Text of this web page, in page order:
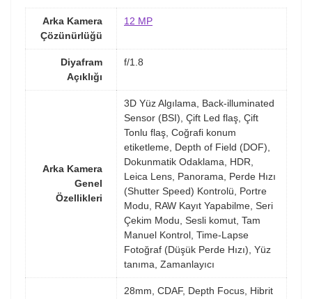
Arka Kamera
Çözünürlüğü
12 MP
Diyafram
Açıklığı
f/1.8
Arka Kamera
Genel
Özellikleri
3D Yüz Algılama, Back-illuminated
Sensor (BSI), Çift Led flaş, Çift
Tonlu flaş, Coğrafi konum
etiketleme, Depth of Field (DOF),
Dokunmatik Odaklama, HDR,
Leica Lens, Panorama, Perde Hızı
(Shutter Speed) Kontrolü, Portre
Modu, RAW Kayıt Yapabilme, Seri
Çekim Modu, Sesli komut, Tam
Manuel Kontrol, Time-Lapse
Fotoğraf (Düşük Perde Hızı), Yüz
tanıma, Zamanlayıcı
28mm, CDAF, Depth Focus, Hibrit